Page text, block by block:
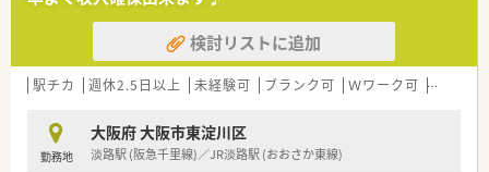
・・＊ 店舗の特徴 ＊・・
■JR東淀川駅より徒歩1分の立地！
■内科メインで耳鼻科や広域からも処方箋を受け付けています！
・・＊ こんな方にもオススメ！ ＊・・
■子育て世代のママさん薬剤師の方から還暦を迎えた方まで幅
検討リストに追加
駅チカ 週休2.5日以上 未経験可 ブランク可 Ｗワーク可 転勤なし
勤務地
大阪府 大阪市東淀川区
淡路駅 (阪急千里線)／JR淡路駅 (おおさか東線)